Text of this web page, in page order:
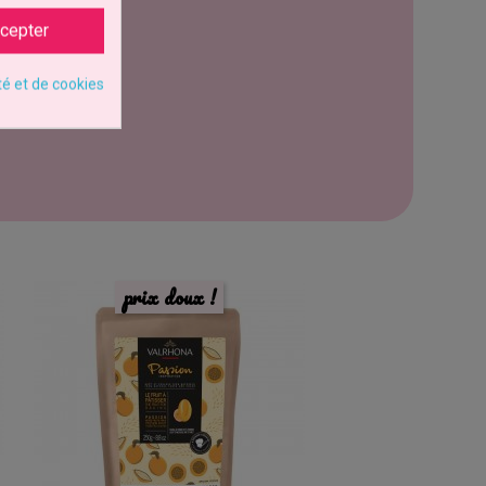
prix doux !
et de cookies